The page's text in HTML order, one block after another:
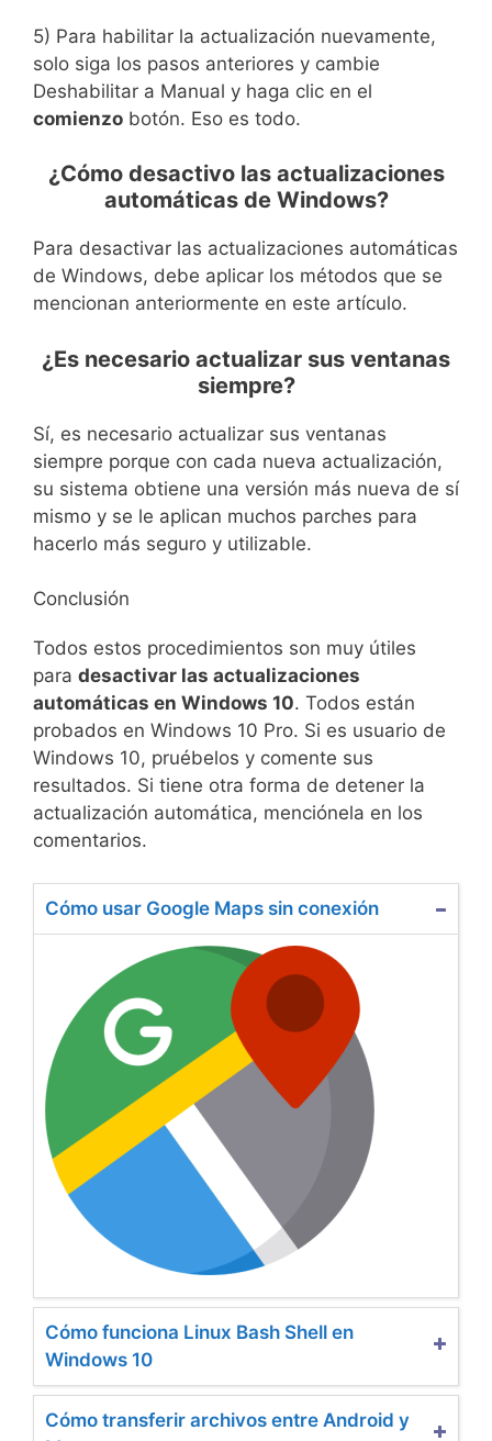
5) Para habilitar la actualización nuevamente,
solo siga los pasos anteriores y cambie
Deshabilitar a Manual y haga clic en el
comienzo botón. Eso es todo.
¿Cómo desactivo las actualizaciones
automáticas de Windows?
Para desactivar las actualizaciones automáticas
de Windows, debe aplicar los métodos que se
mencionan anteriormente en este artículo.
¿Es necesario actualizar sus ventanas
siempre?
Sí, es necesario actualizar sus ventanas
siempre porque con cada nueva actualización,
su sistema obtiene una versión más nueva de sí
mismo y se le aplican muchos parches para
hacerlo más seguro y utilizable.
Conclusión
Todos estos procedimientos son muy útiles
para desactivar las actualizaciones
automáticas en Windows 10. Todos están
probados en Windows 10 Pro. Si es usuario de
Windows 10, pruébelos y comente sus
resultados. Si tiene otra forma de detener la
actualización automática, menciónela en los
comentarios.
Cómo usar Google Maps sin conexión
Cómo funciona Linux Bash Shell en
Windows 10
Cómo transferir archivos entre Android y